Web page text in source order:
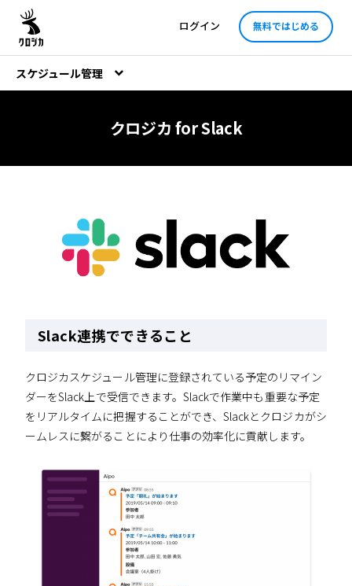
ログイン 無料ではじめる
スケジュール管理
クロジカ for Slack
Slack連携でできること
クロジカスケジュール管理に登録されている予定のリマイン
ダーをSlack上で受信できます。Slackで作業中も重要な予定
をリアルタイムに把握することができ、Slackとクロジカがシ
ームレスに繋がることにより仕事の効率化に貢献します。